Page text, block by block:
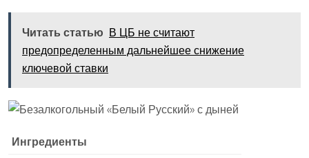
Читать статью В ЦБ не считают
предопределенным дальнейшее снижение
ключевой ставки
Ингредиенты